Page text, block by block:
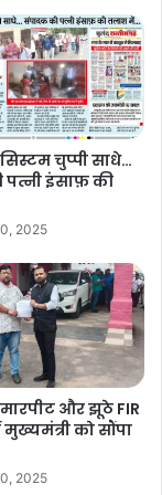
नरेन्द्र वर्मा,
टीम की त्वरित और
के इस मामले का
पंजाब (वर्तमान
की सख्त कार्रवाई से
है।
चुप्पी साधे…
इंसाफ़ की
2025
मारपीट और झूठे FIR
को सौंपा
2025